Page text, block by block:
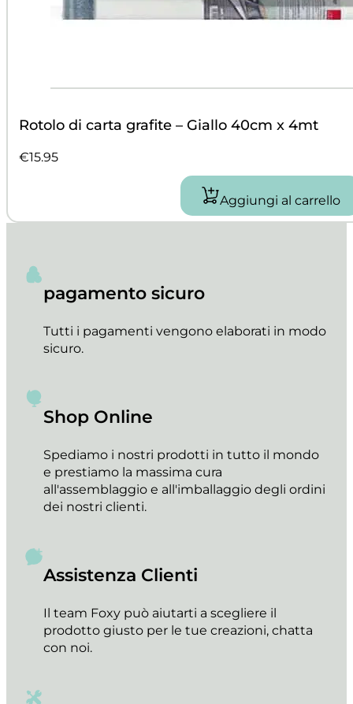
Rotolo di carta grafite – Giallo 40cm x 4mt
€15.95
Aggiungi al carrello
pagamento sicuro
Tutti i pagamenti vengono elaborati in modo
sicuro.
Shop Online
Spediamo i nostri prodotti in tutto il mondo
e prestiamo la massima cura
all'assemblaggio e all'imballaggio degli ordini
dei nostri clienti.
Assistenza Clienti
Il team Foxy può aiutarti a scegliere il
prodotto giusto per le tue creazioni, chatta
con noi.